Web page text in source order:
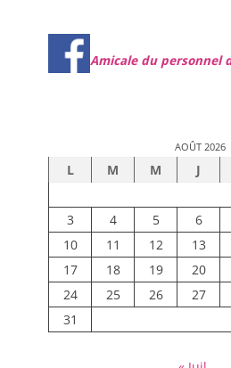
Amicale du personnel
AOÛT 2026
L M M J
3
4 5 6
10
11 12 13
17
18 19 20
24
25 26 27
31